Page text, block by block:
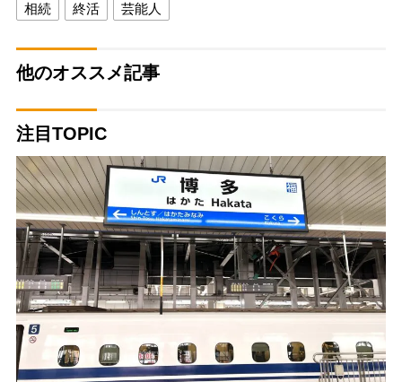
相続 終活 芸能人
他のオススメ記事
注目TOPIC